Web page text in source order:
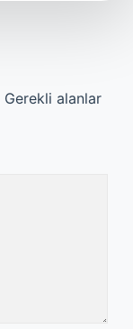
Gerekli alanlar